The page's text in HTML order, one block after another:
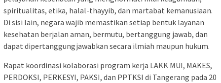
spiritualitas, etika, halal-thayyib, dan martabat kemanusiaan.
Di sisi lain, negara wajib memastikan setiap bentuk layanan
kesehatan berjalan aman, bermutu, bertanggung jawab, dan
dapat dipertanggungjawabkan secara ilmiah maupun hukum.
Rapat koordinasi kolaborasi program kerja LAKK MUI, MAKES,
PERDOKSI, PERKESYI, PAKSI, dan PPTKSI di Tangerang pada 20